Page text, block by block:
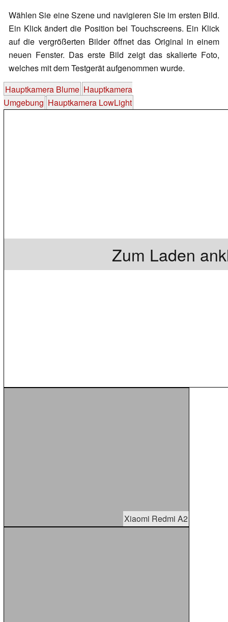
Wählen Sie eine Szene und navigieren Sie im ersten Bild.
Ein Klick ändert die Position bei Touchscreens. Ein Klick
auf die vergrößerten Bilder öffnet das Original in einem
neuen Fenster. Das erste Bild zeigt das skalierte Foto,
welches mit dem Testgerät aufgenommen wurde.
Hauptkamera Blume Hauptkamera
Umgebung Hauptkamera LowLight
Zum Laden
Xiaomi Redmi A2